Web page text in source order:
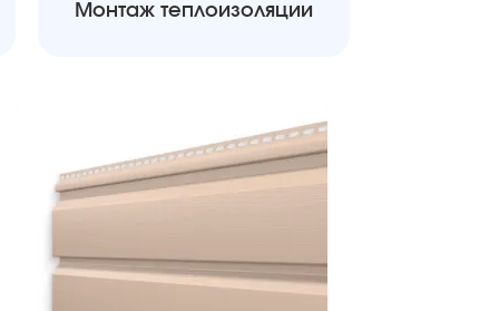
Монтаж теплоизоляции